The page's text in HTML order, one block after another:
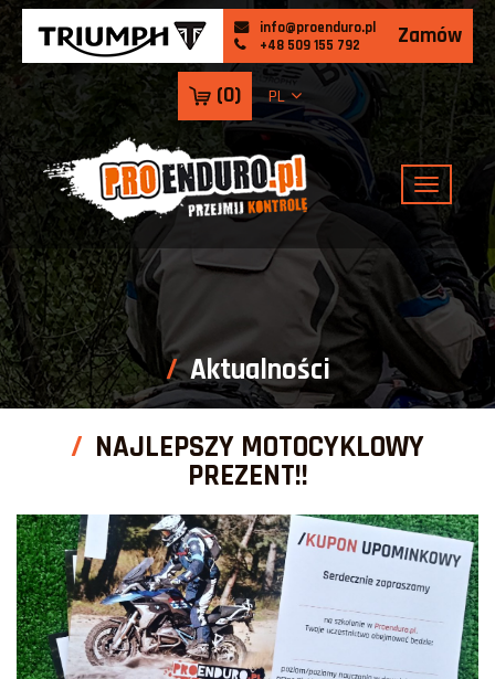
info@proenduro.pl
+48 509 155 792
Zamów
(0) PL
Aktualności
NAJLEPSZY MOTOCYKLOWY
PREZENT!!